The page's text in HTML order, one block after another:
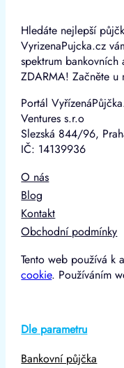
Hledáte nejlepší
VyrizenaPujcka.cz
spektrum
ZDARMA! Začněte u
Portál
Ventures s.r.o
Slezská 844/96,
IČ: 14139936
O nás
Blog
Kontakt
Obchodní podmínky
Tento web používá k
cookie. Používáním
Dle parametru
Bankovní půjčka